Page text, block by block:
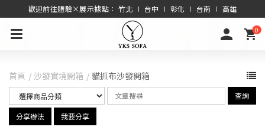
歡迎前往體驗×展示據點： 竹北 ∣ 台中 ∣ 彰化 ∣ 台南 ∣ 高雄
0
首頁 沙發實境開箱 貓抓布沙發開箱
查詢
分享辦法 我要分享